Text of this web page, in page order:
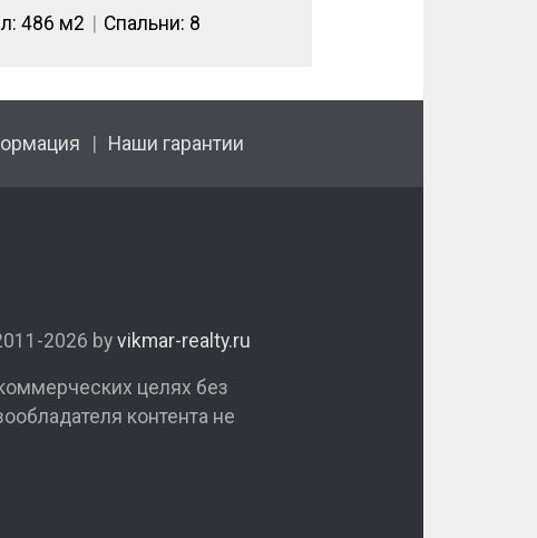
486 м2 Спальни: 8
Наши гарантии
2026 by vikmar-realty.ru
целях без
контента не